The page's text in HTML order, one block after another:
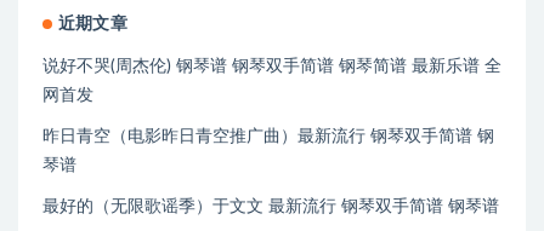
近期文章
说好不哭(周杰伦) 钢琴谱 钢琴双手简谱 钢琴简谱 最新乐谱 全
网首发
昨日青空（电影昨日青空推广曲）最新流行 钢琴双手简谱 钢
琴谱
最好的（无限歌谣季）于文文 最新流行 钢琴双手简谱 钢琴谱